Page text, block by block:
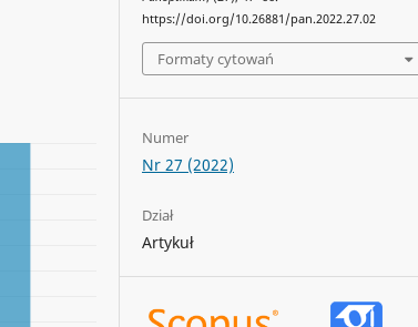
https://doi.org/10.26881/pan.2022.27.02
Formaty cytowań
Numer
Nr 27 (2022)
Dział
Artykuł